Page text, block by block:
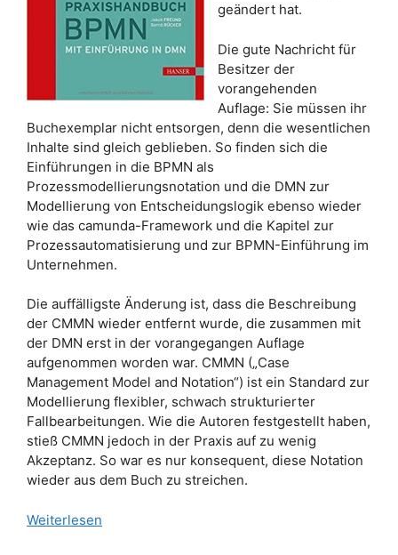
geändert hat.
Die gute Nachricht für
Besitzer der
vorangehenden
Auflage: Sie müssen ihr
Buchexemplar nicht entsorgen, denn die wesentlichen
Inhalte sind gleich geblieben. So finden sich die
Einführungen in die BPMN als
Prozessmodellierungsnotation und die DMN zur
Modellierung von Entscheidungslogik ebenso wieder
wie das camunda-Framework und die Kapitel zur
Prozessautomatisierung und zur BPMN-Einführung im
Unternehmen.
Die auffälligste Änderung ist, dass die Beschreibung
der CMMN wieder entfernt wurde, die zusammen mit
der DMN erst in der vorangegangen Auflage
aufgenommen worden war. CMMN („Case
Management Model and Notation“) ist ein Standard zur
Modellierung flexibler, schwach strukturierter
Fallbearbeitungen. Wie die Autoren festgestellt haben,
stieß CMMN jedoch in der Praxis auf zu wenig
Akzeptanz. So war es nur konsequent, diese Notation
wieder aus dem Buch zu streichen.
Weiterlesen